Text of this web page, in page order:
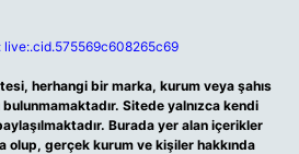
live:.cid.575569c608265c69
herhangi bir marka, kurum veya şahıs
Sitede yalnızca kendi
Burada yer alan içerikler
olup, gerçek kurum ve kişiler hakkında